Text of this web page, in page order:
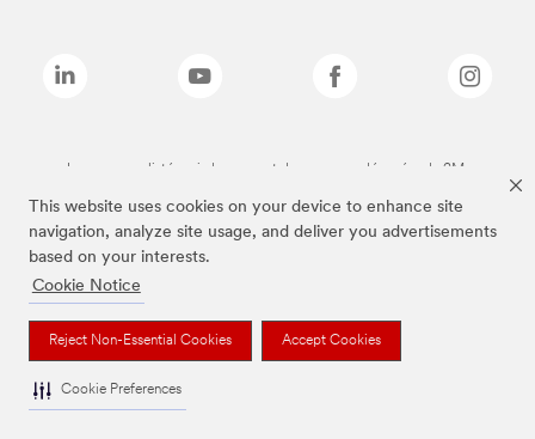
This website uses cookies on your device to enhance site
navigation, analyze site usage, and deliver you advertisements
based on your interests.
Cookie Notice
Reject Non-Essential Cookies Accept Cookies
Cookie Preferences
Les marques listées ci-dessus sont des marques déposées de 3M.